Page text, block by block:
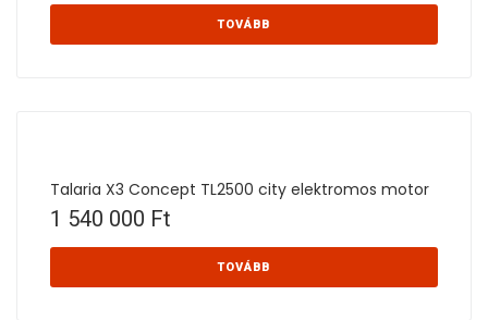
TOVÁBB
Talaria X3 Concept TL2500 city elektromos motor
1 540 000 Ft
TOVÁBB